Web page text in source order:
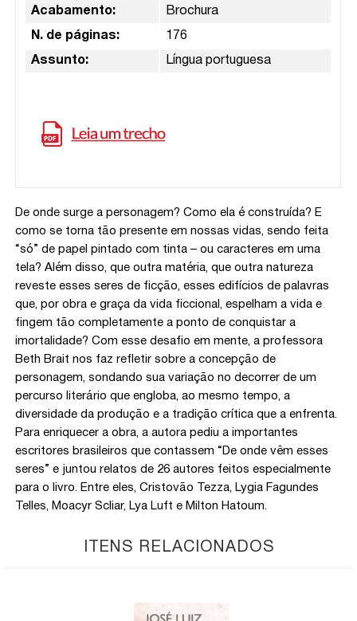
Acabamento: Brochura
N. de páginas: 176
Assunto: Língua portuguesa
De onde surge a personagem? Como ela é construída? E
como se torna tão presente em nossas vidas, sendo feita
“só” de papel pintado com tinta – ou caracteres em uma
tela? Além disso, que outra matéria, que outra natureza
reveste esses seres de ficção, esses edifícios de palavras
que, por obra e graça da vida ficcional, espelham a vida e
fingem tão completamente a ponto de conquistar a
imortalidade? Com esse desafio em mente, a professora
Beth Brait nos faz refletir sobre a concepção de
personagem, sondando sua variação no decorrer de um
percurso literário que engloba, ao mesmo tempo, a
diversidade da produção e a tradição crítica que a enfrenta.
Para enriquecer a obra, a autora pediu a importantes
escritores brasileiros que contassem “De onde vêm esses
seres” e juntou relatos de 26 autores feitos especialmente
para o livro. Entre eles, Cristovão Tezza, Lygia Fagundes
Telles, Moacyr Scliar, Lya Luft e Milton Hatoum.
ITENS RELACIONADOS